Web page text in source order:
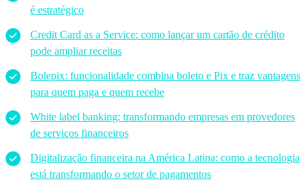
é estratégico
Credit Card as a Service: como lançar um cartão de crédito
pode ampliar receitas
Bolepix: funcionalidade combina boleto e Pix e traz vantagens
para quem paga e quem recebe
White label banking: transformando empresas em provedores
de serviços financeiros
Digitalização financeira na América Latina: como a tecnologia
está transformando o setor de pagamentos